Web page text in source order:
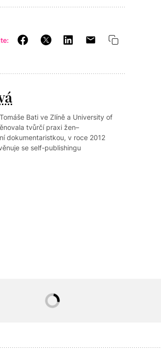
Bati ve Zlíně a University of
tvůrčí praxi žen–
dokumentaristkou, v roce 2012
se self-publishingu